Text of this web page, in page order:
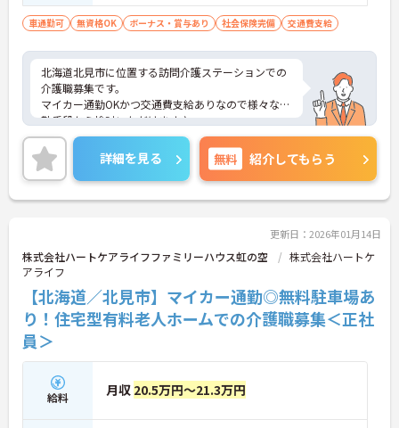
車通勤可 無資格OK ボーナス・賞与あり 社会保険完備 交通費支給
北海道北見市に位置する訪問介護ステーションでの
介護職募集です。
マイカー通勤OKかつ交通費支給ありなので様々な通
勤手段から検討いただけます♪
ご興味のある方はご面接のポイントお伝えしますの
でご気軽にお問合せください。
詳細を見る 無料 紹介してもらう
更新日：2026年01月14日
株式会社ハートケアライフファミリーハウス虹の空
株式会社ハートケ
アライフ
【北海道／北見市】マイカー通勤◎無料駐車場あ
り！住宅型有料老人ホームでの介護職募集＜正社
員＞
給料 月収 20.5万円～21.3万円